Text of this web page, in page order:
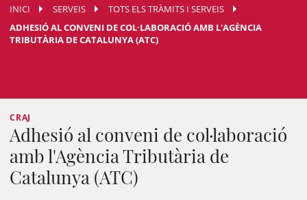
INICI SERVEIS
TOTS ELS TRÀMITS I SERVEIS
ADHESIÓ AL CONVENI DE COL·LABORACIÓ AMB L'AGÈNCIA
TRIBUTÀRIA DE CATALUNYA (ATC)
CRAJ
Adhesió al conveni de col·laboració
amb l'Agència Tributària de
Catalunya (ATC)